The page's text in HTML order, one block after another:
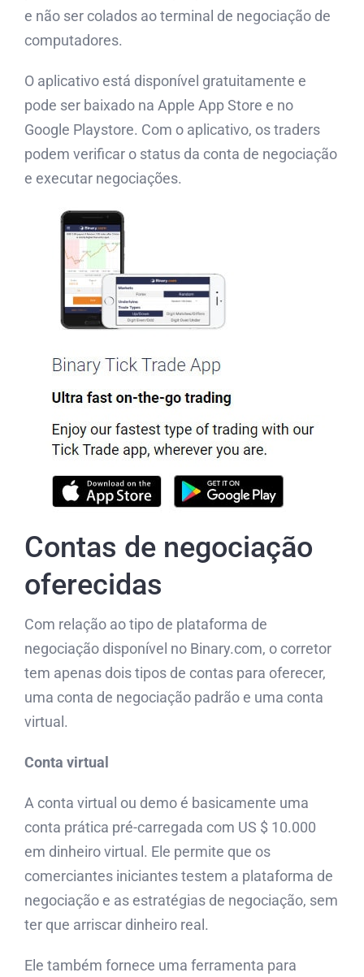
e não ser colados ao terminal de negociação de
computadores.
O aplicativo está disponível gratuitamente e
pode ser baixado na Apple App Store e no
Google Playstore. Com o aplicativo, os traders
podem verificar o status da conta de negociação
e executar negociações.
Contas de negociação
oferecidas
Com relação ao tipo de plataforma de
negociação disponível no Binary.com, o corretor
tem apenas dois tipos de contas para oferecer,
uma conta de negociação padrão e uma conta
virtual.
Conta virtual
A conta virtual ou demo é basicamente uma
conta prática pré-carregada com US $ 10.000
em dinheiro virtual. Ele permite que os
comerciantes iniciantes testem a plataforma de
negociação e as estratégias de negociação, sem
ter que arriscar dinheiro real.
Ele também fornece uma ferramenta para